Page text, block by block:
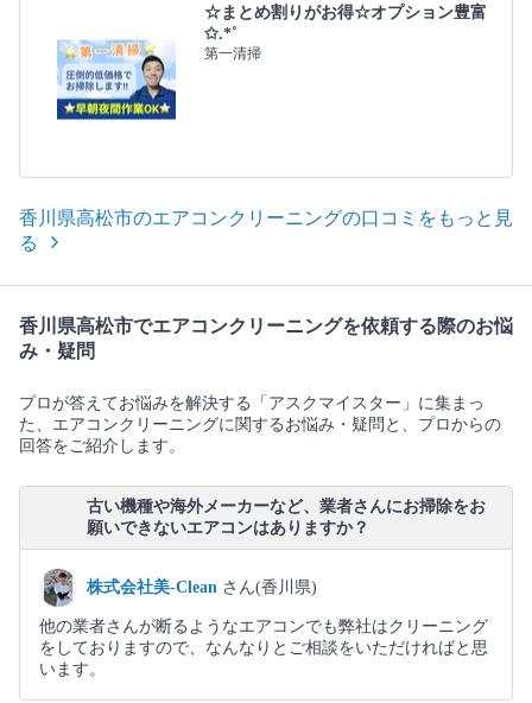
☆まとめ割りがお得☆オプション豊富
✩.*˚
第一清掃
香川県高松市のエアコンクリーニングの口コミをもっと見
る
香川県高松市でエアコンクリーニングを依頼する際のお悩
み・疑問
プロが答えてお悩みを解決する「アスクマイスター」に集まっ
た、エアコンクリーニングに関するお悩み・疑問と、プロからの
回答をご紹介します。
古い機種や海外メーカーなど、業者さんにお掃除をお
願いできないエアコンはありますか？
株式会社美-Clean さん(香川県)
他の業者さんが断るようなエアコンでも弊社はクリーニング
をしておりますので、なんなりとご相談をいただければと思
います。